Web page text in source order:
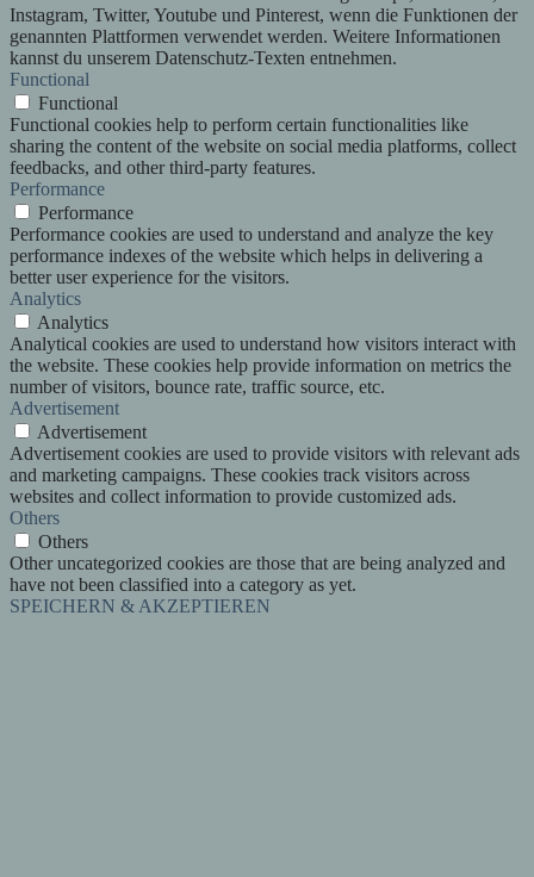
Instagram, Twitter, Youtube und Pinterest, wenn die Funktionen der
genannten Plattformen verwendet werden. Weitere Informationen
kannst du unserem Datenschutz-Texten entnehmen.
Functional
Functional
Functional cookies help to perform certain functionalities like
sharing the content of the website on social media platforms, collect
feedbacks, and other third-party features.
Performance
Performance
Performance cookies are used to understand and analyze the key
performance indexes of the website which helps in delivering a
better user experience for the visitors.
Analytics
Analytics
Analytical cookies are used to understand how visitors interact with
the website. These cookies help provide information on metrics the
number of visitors, bounce rate, traffic source, etc.
Advertisement
Advertisement
Advertisement cookies are used to provide visitors with relevant ads
and marketing campaigns. These cookies track visitors across
websites and collect information to provide customized ads.
Others
Others
Other uncategorized cookies are those that are being analyzed and
have not been classified into a category as yet.
SPEICHERN & AKZEPTIEREN